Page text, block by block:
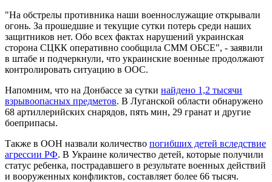
"На обстрелы противника наши военнослужащие открывали
огонь. За прошедшие и текущие сутки потерь среди наших
защитников нет. Обо всех фактах нарушений украинская
сторона СЦКК оперативно сообщила СММ ОБСЕ", - заявили
в штабе и подчеркнули, что украинские военные продолжают
контролировать ситуацию в ООС.
Напомним, что на Донбассе за сутки найдено 1,2 тысячи
взрывоопасных предметов. В Луганской области обнаружено
68 артиллерийских снарядов, пять мин, 29 гранат и другие
боеприпасы.
Также в ООН назвали количество погибших детей вследствие
агрессии РФ. В Украине количество детей, которые получили
статус ребенка, пострадавшего в результате военных действий
и вооруженных конфликтов, составляет более 66 тысяч.